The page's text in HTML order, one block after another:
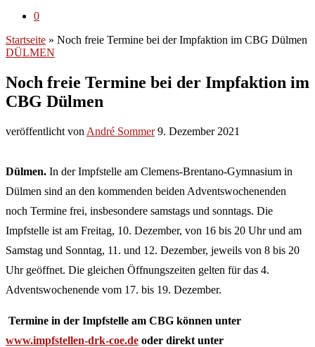
0
Startseite » Noch freie Termine bei der Impfaktion im CBG Dülmen
DÜLMEN
Noch freie Termine bei der Impfaktion im
CBG Dülmen
veröffentlicht von André Sommer 9. Dezember 2021
Dülmen. In der Impfstelle am Clemens-Brentano-Gymnasium in
Dülmen sind an den kommenden beiden Adventswochenenden
noch Termine frei, insbesondere samstags und sonntags. Die
Impfstelle ist am Freitag, 10. Dezember, von 16 bis 20 Uhr und am
Samstag und Sonntag, 11. und 12. Dezember, jeweils von 8 bis 20
Uhr geöffnet. Die gleichen Öffnungszeiten gelten für das 4.
Adventswochenende vom 17. bis 19. Dezember.
Termine in der Impfstelle am CBG können unter
www.impfstellen-drk-coe.de oder direkt unter